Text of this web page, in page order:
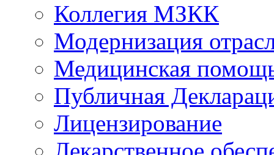
Коллегия МЗКК
Модернизация
Медицинская
Публичная
Лицензирование